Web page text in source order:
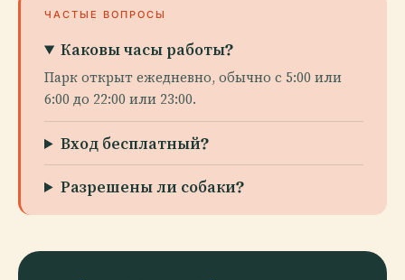
ЧАСТЫЕ ВОПРОСЫ
Каковы часы работы?
Парк открыт ежедневно, обычно с 5:00 или
6:00 до 22:00 или 23:00.
Вход бесплатный?
Разрешены ли собаки?